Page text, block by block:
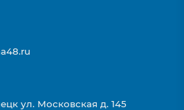
ул. Московская д. 145